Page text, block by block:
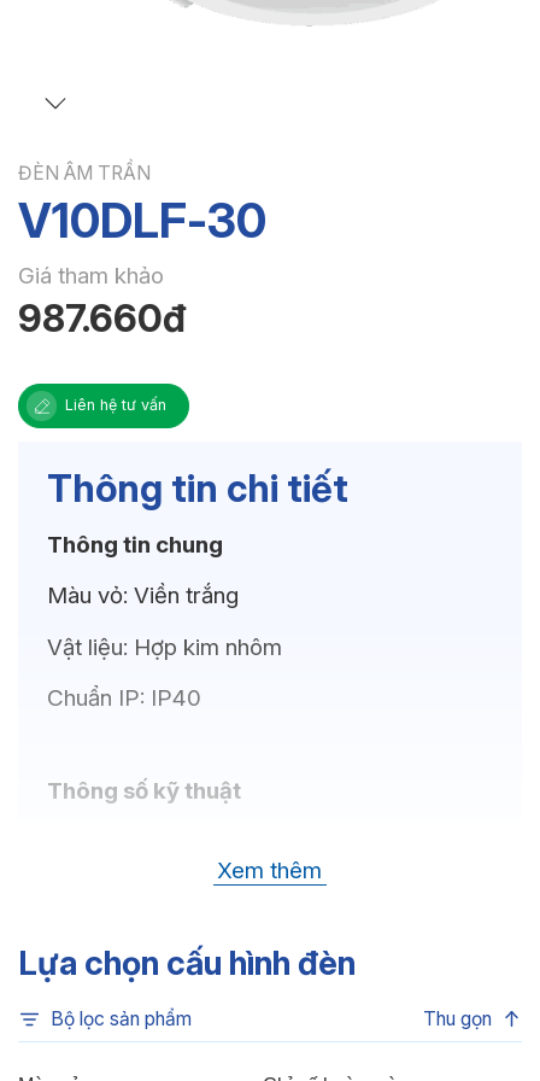
ĐÈN ÂM TRẦN
V10DLF-30
Giá tham khảo
987.660đ
Liên hệ tư vấn
Thông tin chi tiết
Thông tin chung
Màu vỏ: Viền trắng
Vật liệu: Hợp kim nhôm
Chuẩn IP: IP40
Thông số kỹ thuật
6500K, 4000K, 3500K,
Chỉ số hoàn màu: CRI80
Quang thông:3000lm(C), 3000lm(N),
Xem thêm
Lựa chọn cấu hình đèn
Bộ lọc sản phẩm Thu gọn